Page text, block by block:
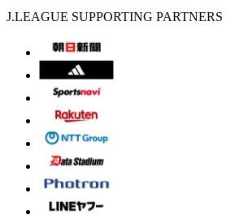
J.LEAGUE SUPPORTING PARTNERS